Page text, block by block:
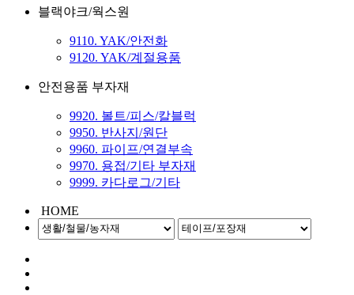
블랙야크/웍스원
9110. YAK/안전화
9120. YAK/계절용품
안전용품 부자재
9920. 볼트/피스/칼블럭
9950. 반사지/원단
9960. 파이프/연결부속
9970. 용접/기타 부자재
9999. 카다로그/기타
HOME